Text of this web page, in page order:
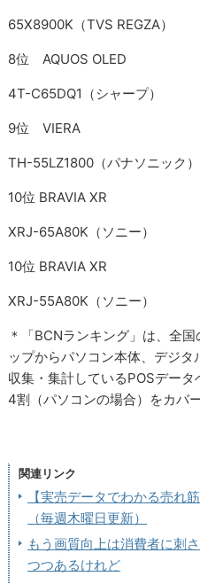
65X8900K（TVS REGZA）
8位 AQUOS OLED
4T-C65DQ1（シャープ）
9位 VIERA
TH-55LZ1800（パナソニック）
10位 BRAVIA XR
XRJ-65A80K（ソニー）
10位 BRAVIA XR
XRJ-55A80K（ソニー）
＊「BCNランキング」は、全
ップからパソコン本体、デジ
収集・集計しているPOSデー
4割（パソコンの場合）をカバ
関連リンク
【実売データでわかる売れ
（毎週木曜日更新）
もう画質向上は消費者に刺
つつあるけれど